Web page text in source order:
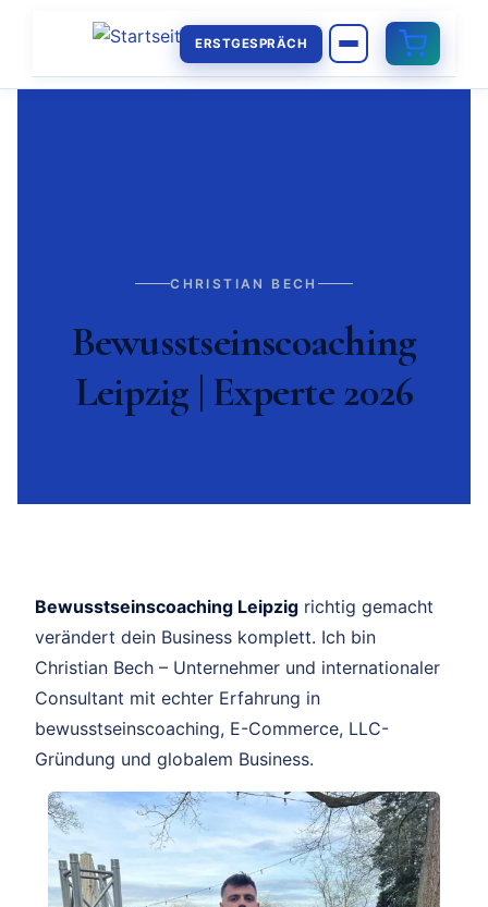
ERSTGESPRÄCH
CHRISTIAN BECH
Bewusstseinscoaching
Leipzig | Experte 2026
Bewusstseinscoaching Leipzig richtig gemacht
verändert dein Business komplett. Ich bin
Christian Bech – Unternehmer und internationaler
Consultant mit echter Erfahrung in
bewusstseinscoaching, E-Commerce, LLC-
Gründung und globalem Business.